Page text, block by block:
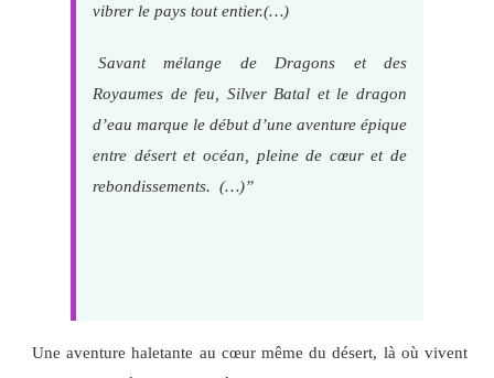
vibrer le pays tout entier.(…)
Savant mélange de Dragons et des
Royaumes de feu, Silver Batal et le dragon
d’eau marque le début d’une aventure épique
entre désert et océan, pleine de cœur et de
rebondissements. (…)”
Une aventure haletante au cœur même du désert, là où vivent